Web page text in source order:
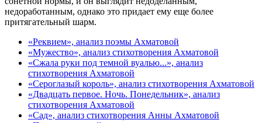
недоработанным, однако это придает ему еще более
притягательный шарм.
«Реквием», анализ поэмы Ахматовой
«Мужество», анализ стихотворения Ахматовой
«Сжала руки под темной вуалью...», анализ
стихотворения Ахматовой
«Сероглазый король», анализ стихотворения Ахматовой
«Двадцать первое. Ночь. Понедельник», анализ
стихотворения Ахматовой
«Сад», анализ стихотворения Анны Ахматовой